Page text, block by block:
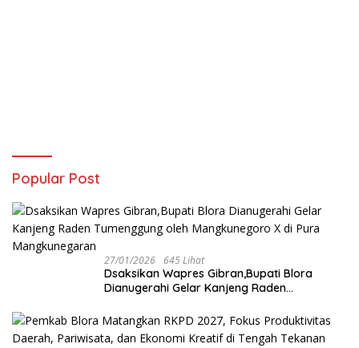
Popular Post
27/01/2026 645 Lihat
‎Dsaksikan Wapres Gibran,Bupati Blora
Dianugerahi Gelar Kanjeng Raden
Mangkunegaran